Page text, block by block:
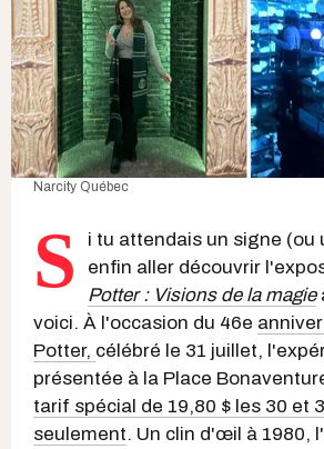
Narcity Québec
S
i tu attendais un signe (ou
enfin aller découvrir
Potter : Visions de la magie
voici. À l'occasion du 46e
Potter, célébré le 31 juillet,
présentée à la Place
tarif spécial de 19,80 $ les 30 et
seulement. Un clin d'œil à 1980,